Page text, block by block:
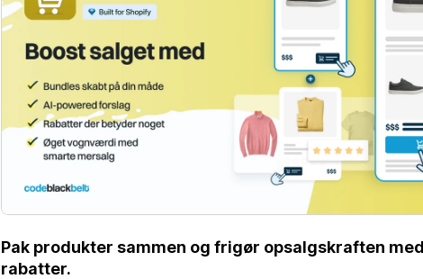
Pak produkter sammen og frigør opsalgskraften
rabatter.